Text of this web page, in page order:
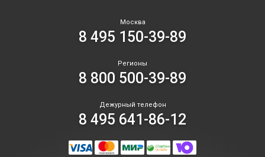
Москва
8 495 150-39-89
Регионы
8 800 500-39-89
Дежурный телефон
8 495 641-86-12